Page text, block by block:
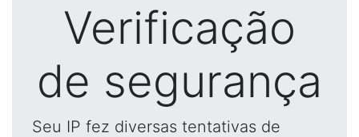
Verificação
de segurança
Seu IP fez diversas tentativas de